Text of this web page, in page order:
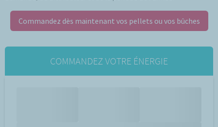
Commandez dès maintenant vos pellets ou vos bûches
COMMANDEZ VOTRE ÉNERGIE